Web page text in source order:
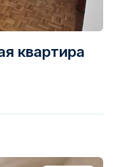
квартира